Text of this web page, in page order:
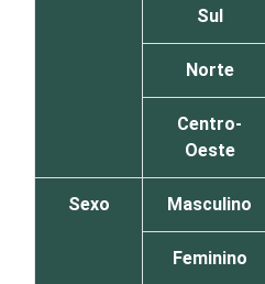
Sul
Norte
Centro-
Oeste
Sexo Masculino
Feminino